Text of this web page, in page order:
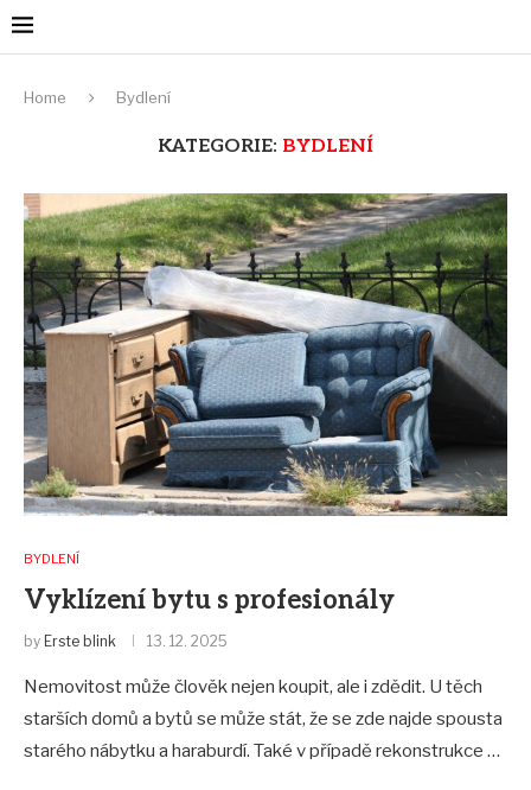
Home Bydlení
KATEGORIE: BYDLENÍ
BYDLENÍ
Vyklízení bytu s profesionály
by Erste blink 13. 12. 2025
Nemovitost může člověk nejen koupit, ale i zdědit. U těch
starších domů a bytů se může stát, že se zde najde spousta
starého nábytku a haraburdí. Také v případě rekonstrukce …